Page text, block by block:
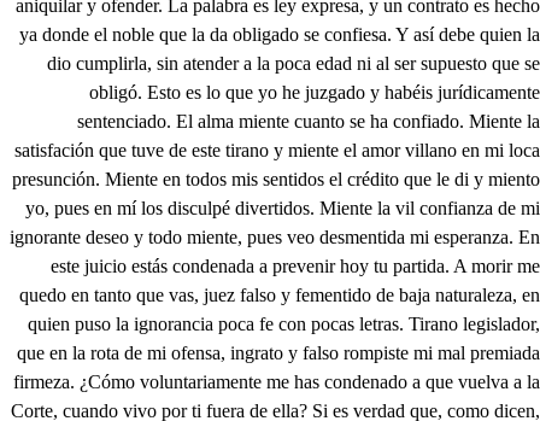
meza. ¿Cómo voluntariamente me has condenado a que vuelva a la Corte, cuando vivo por ti fuera de ella? Si es verdad que, como dicen, es imagen verdadera el ausencia de la muerte, tú me matas, pues me ausentas. En esto has pagado injusto mis deseos, ¿así premias un alma, un ser y una vida; con tres rendidas potencias? ¿Es ésta, a fingidos ojos, la elevación, las promesas a lo mortal de una vida? En lo asegurado, eternas son éstas: las mudas voces del silencio, de tus penas articuladas con alma y encarecidas sin ella. ¡Poco, traidor, me quisiste! Y tampoco que es ya ofensa, pues queriendo yo quererte no has querido que te quiera. No con tanta ingratitud pagó su hospedaje Eneas, que él se ausento, pero tú me envías cuando te quedas. Yo me volveré a la Corte, duro corazón de piedra, por castigar con olvido mis intrantes finezas y porque no diga el mundo con voluntarios desvelos jurídicas inclemencias. ¡Señora! ¡Ah, mi bien! ¡Ah, Laura! ¡Oye, escucha! ¡Ingrato! Suelta, que me pierdes por tu gusto y no es justo que me tengas. Padre y señor, ya me vuelvo. ¿A dónde? Laura, pluguiera a Dios que sin replicarme, obediente me creyeras. ¡La Infanta viene! Prevén tu disculpa o tu defensa, que yo disculparme pienso con solo tu inobediencia. Ahora sí que verás si viene Enrico con ella, que es estimar al que quiere y ofender al que desprecia. Ahora sí, que también antes puedes ver. ¿Qué intentas? Pagar en sangre vertida los delitos de mi lengua: como juez te ofendí y como amante me queda el dolor en la disculpa y acero para la ofensa. ¡Suéltame el brazo! ¡Detente! Que te he de ser tan opuesta que no quiero que te mates solo porque lo deseas. ¡La Infanta! ¡Helo de matar! Huye, que es fingido. ¡Espera! ¡Huye, que te mataré! El demonio que lo entienda. No he visto en toda mi vida tan hidalgo corazón ni bondad tan conocida. Este es, Señora, el herido. Muy bien le conozco ya. ¡Ay, Dios! Reventando está por hablar. ¿Habéis sabido quién es? Y no lo he preguntado y lo he llegado a saber, que en su trato y proceder, cuanto puede ha mostrado, y con muy justa aprobación. Viven los que nobles nacen, pero solo en lo que hacen vengo a juzgar lo que son, porque ha de ser extremada si llega a ser conocida más la virtud adquerida que la nobleza heredada. Y quiero en nuestra amistad que sea esta obligación hija de mi inclinación, y no de su calidad. De suerte se halla aquí, que pienso que se estará conmigo y que no será tan presto. Créolo así. Lo mismo pienso hacer yo. ¿Y cómo habéis permitido que Laura no haya cumplido la palabra que me dio? Solo el amor la disculpa. Fácilmente os creeré, Federico, que yo sé que nació de amor su culpa. Ella se ha de declarar, y pienso usar de un ardid amor, paciencia y sufrid, si es que os queréis conservar. Carlos fue, Señora, aquí juez, y de parecer que se debía volver, dejándome solo a mí. No están conformes los dos. Mis celos se van templando y mi amor acrecentando. Mi vida, Carlos, sois vos. Ahora es tiempo, Señora, de hablar en mi casamiento porque conozca el intento con que mi alma la adora como a dueño verdadero de cuanto soy y seré. Como lo dices lo haré, porque a Carlos también quiero despojar de su esperanza, por lo que tu amor es justo, y por la parte de gusto que igualmente nos alcanza. ¿Cómo te va en tu pasión? Aborreciendo de suerte, que veo en Carlos mi muerte y la suya en mi intención; y es, señora, de manera que por no haberle querido dejara de haber nacido si en mí imposible no fuera. Afuera dejen la danza, que se resfría. Esta es la familia mía, que os viene a regocijar. No será cosa que aporte rustiqueza mal regida. Si acá tenéis esta vida tarde volveré a la Corte. Esta Infanta se lleva la flor que los otros no. Yo he de llegar. Eso no. Mira que estáis atontado. Soy el marido y me ha mandado el cura que hable yo. Sois un jumento. ¿Hay tal dar en mí? Siempre habráis a tiento. Pues jumento o no jumentoel macho tiene de obrar. Mira, ¿quéhabéis de pedir? ¿Qué? Justicia y elementos. Mal año para milientos letrados en rehortir. Gila y yo, señor, venimos a que nos den grano esta que también lo mandara. Y si no, nos despedimos Apartaos, necios, de ahí. ¿No veis que está aquí la Infanta? Pues la señora elefanta nos hará justicia aquí. ¿Qué pedís? ¿Justicia y qué? Y mal año que os de Dios. Y mal año. ¿Estáis en vos? ¡Dejadme hablar! ¡Lo diré! Qué bondad tan ignorante. ¿Qué habráis aturdido? Pues me doy por cohondido. Echaos vos acá delante. Lo que queremos pedir es justicia y elementos a Dios y al Rey. Alimentos deben de querer decir. Este de las vigarradas que está con esto otro acá es un jodío de allá que se anda a dar cuchilladas. Y tal fue la que le dio en buen hora se contado al pobre de mi velado que un ojo se le saltó, y dicen que ha de vivir atontado y atordido. He le aquí el ojo escurrido que no me deja mentir. Mire, su mostrosidad, si es razón que lo sostente parezca aquí el delincuente. ¡Llámenle! A Guarín llamad. ¿Por qué codician los reyes, si así en esta rustiqueza se vive mayor grandeza, otra vida ni otras leyes? Yo, Federico, hasta ahora os culpaba retirado y ya estaréis disculpado para conmigo. Señora,aquí con esta aldeana republicana me entretengo y paso con lo que tengo contra la ambición humana. Aquí estoy servido y mando y , aunque es esfera más corta, lo que sobra poco importa. Y vos, señora, quitando con el gusto del placer los estorbos del vivir, y vivo para morir con limitado poder. Como sabio os gobernáis, como cuerdo discurrís, bien las cosas advertís y como prudente obráis. Muy sin aliento llegáis. ¡Vive Cristo que mentís! ¿Qué es lo que de mí sentís que de esa suerte habláis? Lo que es sin aliento, no, pero vengo a no sé qué y soy mortal y, aunque sé que no he sido creo yo, algunos por alargar el día del quemadero suelen ensartar y quiero, sino temer, recelar. ¿Has herido a este hombre que está aquí? Un cinturazo le di, sino es que se le ha caído. ¿Qué le pedís? Elementos. Otro mundo en su poder deben de querer hacer. ¡Qué hermoso par de jumentos! Por aquí quiero encajar lo que mi amo fingió. También se los pido yo por él me quiero matar, por él me quiso matar mi amo. Y después que vi suya resuelta intención me palpita el corazón y no soy señor de mí. Y si también los lacayos ganamos lo que comemos démelos él, pues nos vemos si el tonto yo con desmayos. ¿Qué es lo que ganáis sirviendo? Catorce ducados gano en invierno y en verano. Pues di, ¿qué sirves perdiendo y no ganando? Mandar por tu vida quiero yo que te den ciento. ¡Eso no! Mis catorce me han de dar. Ciento son más. ¿Más? Sí, Antón. Pues, por Dios, que tomo y vengo y a mis catorce me atengo. Dalle a vuestra perdición. ¿No puede ser, Gil mío, que estos que parecen dados no sean tan buenos ducados como los que yo tenía? Sírveme a mí. ¿Tiene ganado? No, pero yo lo tendré.´ Sí porque, si no, no iré si tengo de estar sobrado. Solos os quedad aquí Laura y vos. Esperad fuera. Aquí escucharlos quisiera sin que me vieran a mí. Ahora es el tiempo, amor. Asiste en esta consulta por mi parte o dificulta mi vida con tu rigor. ¿Conocéis a Enrico? Así me supiera conocer a mí. Vime en el placer de su bautismo y corrí, si mal no me acuerdo yo, cañas en su nacimiento en un pedazo de viento que en cuatro pies me movió. Tan velozmente corría que, del partir al parar, sin poder determinar, la vista se confundía. ¿Y sabéis su calidad y su hacienda? Sí, señora. Siempre supe cómo ahora su sangre y su cantidad. También sabéis que le quiere mucho mi hermano y que alcanza favor de su privanza con que a muchos se prefiere. Todo, señora, lo sé. Y yo también que restaura su quietud, si hacéis que Laura el sí y la mano le dé. No pudiera vuestra Alteza con diferente favor, y calificar mejor, el alma de mi nobleza. Y es tan generosa ya en el dar y el persuadir que encubre con el pedir las grandezas con que da.